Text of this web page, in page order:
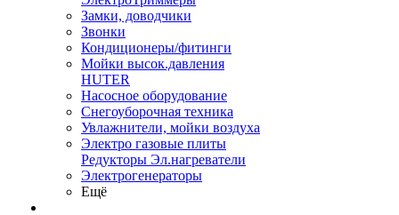
Замки, доводчики
Звонки
Кондиционеры/фитинги
Мойки высок.давления
HUTER
Насосное оборудование
Снегоуборочная техника
Увлажнители, мойки воздуха
Электро газовые плиты
Редукторы Эл.нагреватели
Электрогенераторы
Ещё